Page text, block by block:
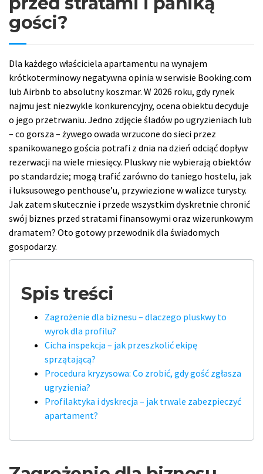
gości?
Dla każdego właściciela apartamentu na wynajem
krótkoterminowy negatywna opinia w serwisie Booking.com
lub Airbnb to absolutny koszmar. W 2026 roku, gdy rynek
najmu jest niezwykle konkurencyjny, ocena obiektu decyduje
o jego przetrwaniu. Jedno zdjęcie śladów po ugryzieniach lub
– co gorsza – żywego owada wrzucone do sieci przez
spanikowanego gościa potrafi z dnia na dzień odciąć dopływ
rezerwacji na wiele miesięcy. Pluskwy nie wybierają obiektów
po standardzie; mogą trafić zarówno do taniego hostelu, jak
i luksusowego penthouse’u, przywiezione w walizce turysty.
Jak zatem skutecznie i przede wszystkim dyskretnie chronić
swój biznes przed stratami finansowymi oraz wizerunkowym
dramatem? Oto gotowy przewodnik dla świadomych
gospodarzy.
Spis treści
Zagrożenie dla biznesu – dlaczego pluskwy to
wyrok dla profilu?
Cicha inspekcja – jak przeszkolić ekipę
sprzątającą?
Procedura kryzysowa: Co zrobić, gdy gość zgłasza
ugryzienia?
Profilaktyka i dyskrecja – jak trwale zabezpieczyć
apartament?